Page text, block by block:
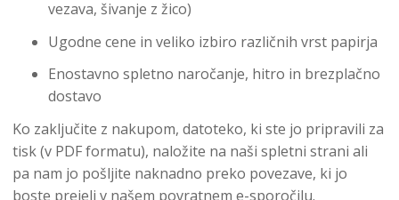
vezava, šivanje z žico)
Ugodne cene in veliko izbiro različnih vrst papirja
Enostavno spletno naročanje, hitro in brezplačno
dostavo
Ko zaključite z nakupom, datoteko, ki ste jo pripravili za
tisk (v PDF formatu), naložite na naši spletni strani ali
pa nam jo pošljite naknadno preko povezave, ki jo
boste prejeli v našem povratnem e-sporočilu.